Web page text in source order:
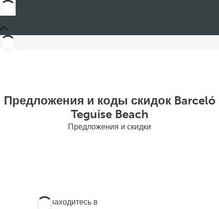
Предложения и коды скидок Barceló
Teguise Beach
Предложения и скидки
Вы находитесь в